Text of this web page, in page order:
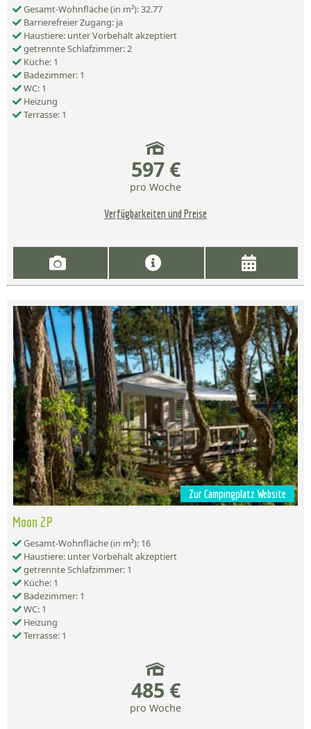
Gesamt-Wohnfläche (in m²): 32.77
Barrierefreier Zugang: ja
Haustiere: unter Vorbehalt akzeptiert
getrennte Schlafzimmer: 2
Küche: 1
Badezimmer: 1
WC: 1
Heizung
Terrasse: 1
597 €
pro Woche
Verfügbarkeiten und Preise
Zur Campingplatz Website
Moon 2P
Gesamt-Wohnfläche (in m²): 16
Haustiere: unter Vorbehalt akzeptiert
getrennte Schlafzimmer: 1
Küche: 1
Badezimmer: 1
WC: 1
Heizung
Terrasse: 1
485 €
pro Woche